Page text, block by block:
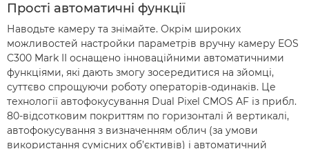
Прості автоматичні функції
Наводьте камеру та знімайте. Окрім широких
можливостей настройки параметрів вручну камеру EOS
C300 Mark II оснащено інноваційними автоматичними
функціями, які дають змогу зосередитися на зйомці,
суттєво спрощуючи роботу операторів-одинаків. Це
технології автофокусування Dual Pixel CMOS AF із прибл.
80-відсотковим покриттям по горизонталі й вертикалі,
автофокусування з визначенням облич (за умови
використання сумісних об’єктивів) і автоматичний